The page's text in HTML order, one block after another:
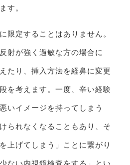
す。
限定することはありません。
射が強く過敏な方の場合に
たり、挿入方法を経鼻に変更
を考えます。一度、辛い経験
いイメージを持ってしまう
られなくなることもあり、そ
上げてしまう」ことに繋がり